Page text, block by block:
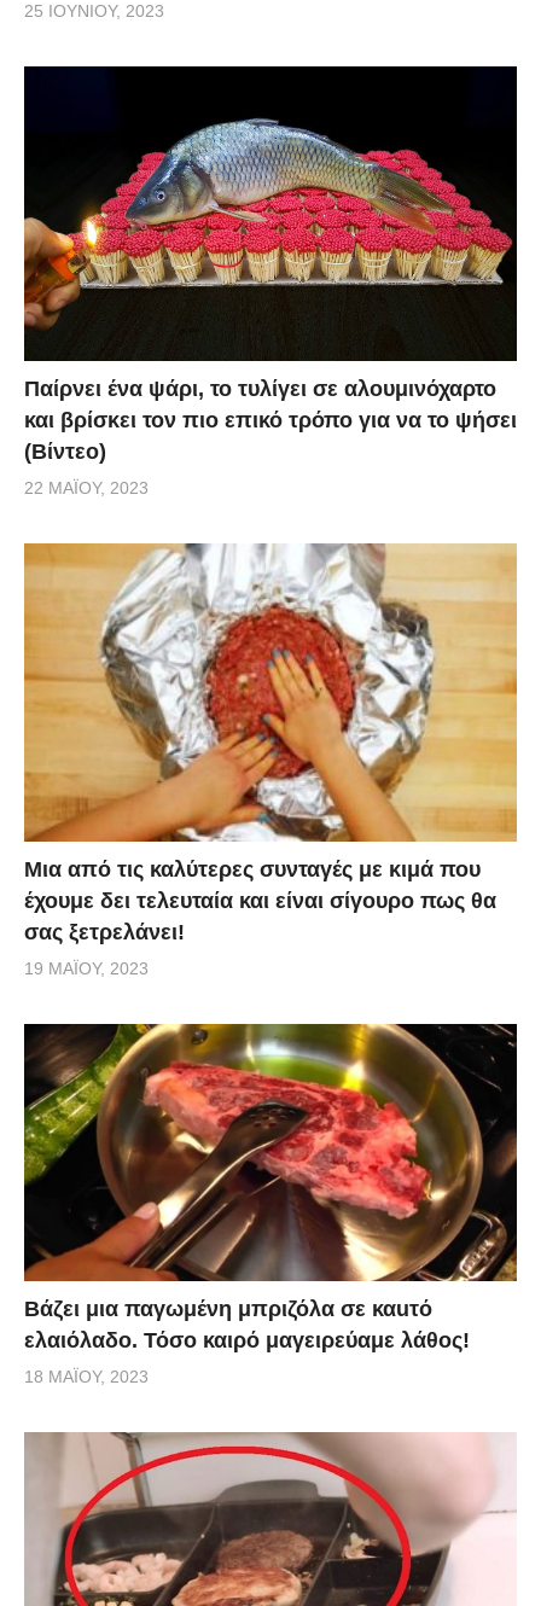
25 ΙΟΥΝΊΟΥ, 2023
Παίρνει ένα ψάρι, το τυλίγει σε αλουμινόχαρτο
και βρίσκει τον πιο επικό τρόπο για να το ψήσει
(Βίντεο)
22 ΜΑΪ́ΟΥ, 2023
Μια από τις καλύτερες συνταγές με κιμά που
έχουμε δει τελευταία και είναι σίγουρο πως θα
σας ξετρελάνει!
19 ΜΑΪ́ΟΥ, 2023
Βάζει μια παγωμένη μπριζόλα σε καuτό
ελαιόλαδο. Τόσο καιρό μαγειρεύαμε λάθος!
18 ΜΑΪ́ΟΥ, 2023